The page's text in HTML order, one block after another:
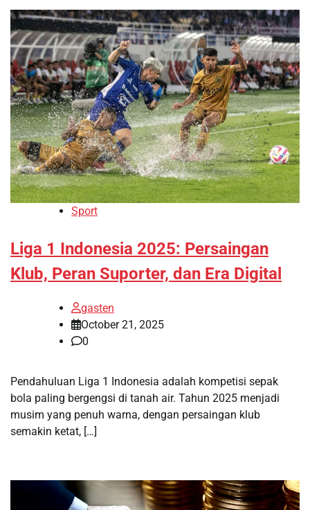
Sport
Liga 1 Indonesia 2025: Persaingan
Klub, Peran Suporter, dan Era Digital
gasten
October 21, 2025
0
Pendahuluan Liga 1 Indonesia adalah kompetisi sepak
bola paling bergengsi di tanah air. Tahun 2025 menjadi
musim yang penuh warna, dengan persaingan klub
semakin ketat, […]